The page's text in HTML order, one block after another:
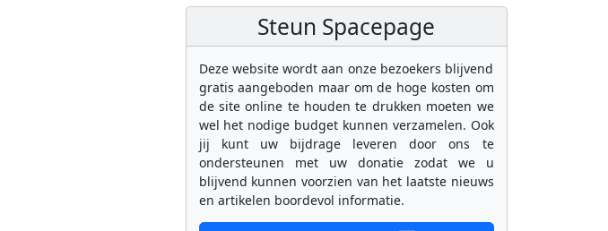
Steun Spacepage
Deze website wordt aan onze bezoekers blijvend
gratis aangeboden maar om de hoge kosten om
de site online te houden te drukken moeten we
wel het nodige budget kunnen verzamelen. Ook
jij kunt uw bijdrage leveren door ons te
ondersteunen met uw donatie zodat we u
blijvend kunnen voorzien van het laatste nieuws
en artikelen boordevol informatie.